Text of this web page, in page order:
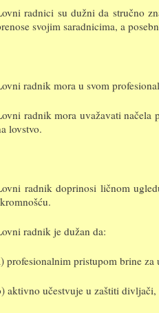
radnici su dužni da stručno
svojim saradnicima, a
radnik mora u svom
radnik mora uvažavati načela
lovstvo.
radnik doprinosi ličnom
radnik je dužan da:
profesionalnim pristupom brine
aktivno učestvuje u zaštiti